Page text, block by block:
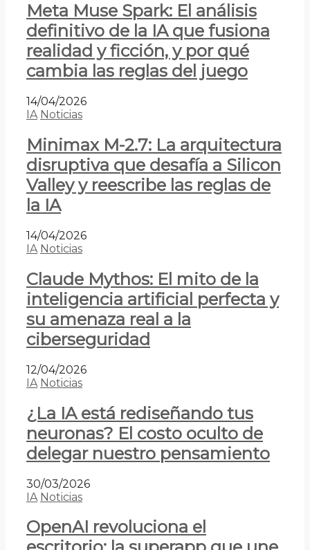
Meta Muse Spark: El análisis
definitivo de la IA que fusiona
realidad y ficción, y por qué
cambia las reglas del juego
14/04/2026
IA Noticias
Minimax M-2.7: La arquitectura
disruptiva que desafía a Silicon
Valley y reescribe las reglas de
la IA
14/04/2026
IA Noticias
Claude Mythos: El mito de la
inteligencia artificial perfecta y
su amenaza real a la
ciberseguridad
12/04/2026
IA Noticias
¿La IA está rediseñando tus
neuronas? El costo oculto de
delegar nuestro pensamiento
30/03/2026
IA Noticias
OpenAI revoluciona el